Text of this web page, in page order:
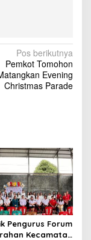
Pos berikutnya
Pemkot Tomohon
Evening
Christmas Parade
Pengurus Forum
Kecamatan